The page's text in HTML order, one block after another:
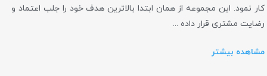
کار نمود. این مجموعه از همان ابتدا بالاترین هدف خود را جلب اعتماد و
رضایت مشتری قرار داده ...
مشاهده بیشتر